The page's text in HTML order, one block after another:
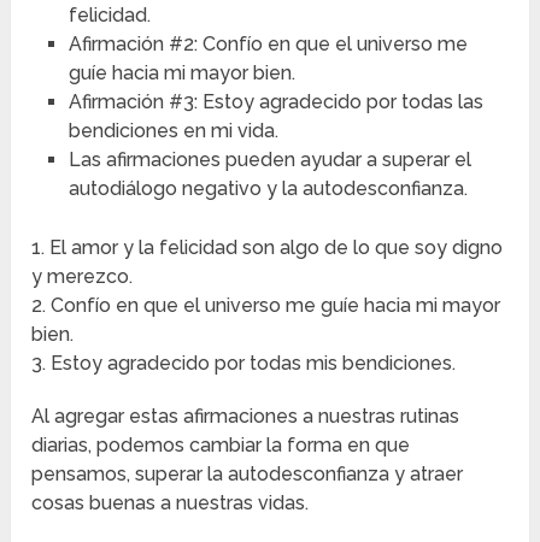
felicidad.
Afirmación #2: Confío en que el universo me
guíe hacia mi mayor bien.
Afirmación #3: Estoy agradecido por todas las
bendiciones en mi vida.
Las afirmaciones pueden ayudar a superar el
autodiálogo negativo y la autodesconfianza.
1. El amor y la felicidad son algo de lo que soy digno
y merezco.
2. Confío en que el universo me guíe hacia mi mayor
bien.
3. Estoy agradecido por todas mis bendiciones.
Al agregar estas afirmaciones a nuestras rutinas
diarias, podemos cambiar la forma en que
pensamos, superar la autodesconfianza y atraer
cosas buenas a nuestras vidas.